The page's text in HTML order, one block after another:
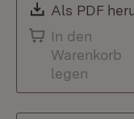
Download:
Als PDF
In den
Warenkorb
legen